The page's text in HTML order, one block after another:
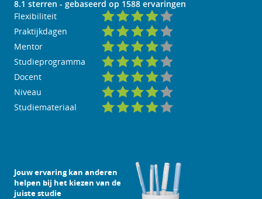
8.1 sterren - gebaseerd op 1588 ervaringen
Flexibiliteit
Praktijkdagen
Mentor
Studieprogramma
Docent
Niveau
Studiemateriaal
Jouw ervaring kan anderen
helpen bij het kiezen van de
juiste studie